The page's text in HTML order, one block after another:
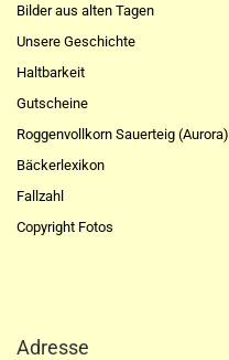
Bilder aus alten Tagen
Unsere Geschichte
Haltbarkeit
Gutscheine
Roggenvollkorn Sauerteig (Aurora)
Bäckerlexikon
Fallzahl
Copyright Fotos
Adresse